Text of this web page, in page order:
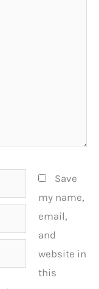
Save
my name,
email,
and
website in
this